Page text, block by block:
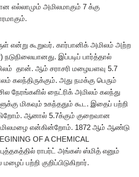
எல்லாமும் அமிலமாகும் 7 க்கு
என்று கூறுவர். கார்பானிக் அமிலம் அற்ற
இப்படிப் பார்த்தால்
தான். ஆம் சராசரி மழையளவு 5.7
கலந்திருக்கும். அது நமக்கு பெரும்
நேரங்களில் நைட்ரிக் அமிலம் கலந்து
மிகவும் உகந்ததும் கூட. இதைப் பற்றி
ஆனால் 5.7க்கும் குறைவான
என்கின்றோம். 1872 ஆம் ஆண்டு
OF A CHEMICAL
ராபர்ட் அங்கஸ் ஸ்மித் எனும்
பற்றி குறிப்பிடுகிறார்.